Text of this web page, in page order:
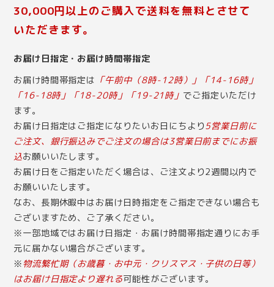
30,000円以上のご購入で送料を無料とさせて
いただきます。
お届け日指定・お届け時間帯指定
お届け時間帯指定は 「午前中（8時-12時）」「14-16時」
「16-18時」「18-20時」「19-21時」 でご指定いただけ
ます。
お届け日指定はご指定になりたいお日にちより5営業日前に
ご注文、銀行振込みでご注文の場合は3営業日前までにお振
込お願いいたします。
お届け日をご指定いただく場合は、ご注文より2週間以内で
お願いいたします。
なお、長期休暇中はお届け日時指定をご指定できない場合も
ございますため、ご了承ください。
※一部地域ではお届け日指定・お届け時間帯指定通りにお手
元に届かない場合がございます。
※物流繁忙期（お歳暮・お中元・クリスマス・子供の日等）
はお届け日指定より遅れる可能性がございます。